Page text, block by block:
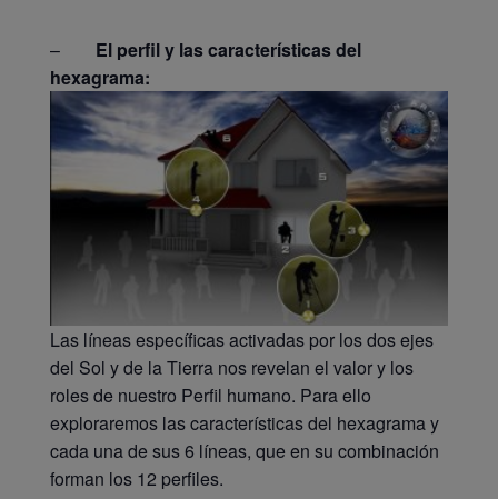
– El perfil y las características del
hexagrama:
Las líneas específicas activadas por los dos ejes
del Sol y de la Tierra nos revelan el valor y los
roles de nuestro Perfil humano. Para ello
exploraremos las características del hexagrama y
cada una de sus 6 líneas, que en su combinación
forman los 12 perfiles.